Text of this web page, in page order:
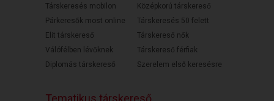
Társkeresés mobilon
Párkeresők most online
Elit társkereső
Válófélben lévőknek
Diplomás társkereső
Középkorú társkereső
Társkeresés 50 felett
Társkereső nők
Társkereső férfiak
Szerelem első keresésre
Tematikus társkereső